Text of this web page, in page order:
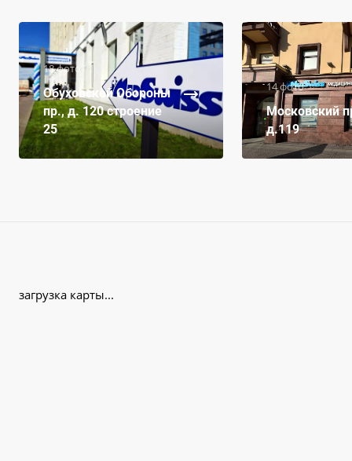
18 фото
Обуховской Обороны
пр., д. 120 строение
25
14 фото
Московский
д.119
загрузка карты...